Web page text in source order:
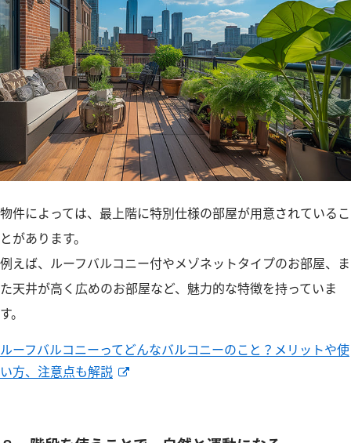
物件によっては、最上階に特別仕様の部屋が用意されているこ
とがあります。
例えば、ルーフバルコニー付やメゾネットタイプのお部屋、ま
た天井が高く広めのお部屋など、魅力的な特徴を持っていま
す。
ルーフバルコニーってどんなバルコニーのこと？メリットや使
い方、注意点も解説